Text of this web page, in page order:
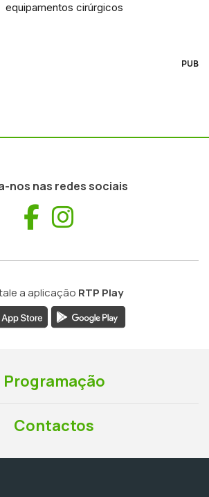
equipamentos cirúrgicos
PUB
nos nas redes sociais
Facebook
a aplicação RTP Play
Programação
Contactos